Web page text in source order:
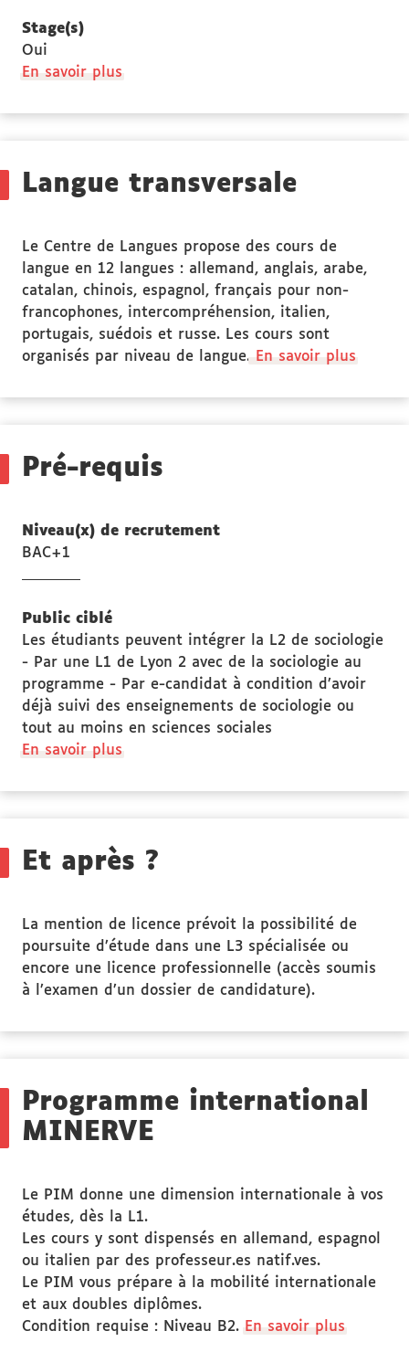
Stage(s)
Oui
En savoir plus
des
Langue transversale
Le Centre de Langues propose des cours de
langue en 12 langues : allemand, anglais, arabe,
catalan, chinois, espagnol, français pour non-
francophones, intercompréhension, italien,
portugais, suédois et russe. Les cours sont
organisés par niveau de langue. En savoir plus
Pré-requis
Niveau(x) de recrutement
BAC+1
Public ciblé
Les étudiants peuvent intégrer la L2 de sociologie
- Par une L1 de Lyon 2 avec de la sociologie au
programme - Par e-candidat à condition d’avoir
déjà suivi des enseignements de sociologie ou
tout au moins en sciences sociales
En savoir plus
des
Et après ?
La mention de licence prévoit la possibilité de
poursuite d’étude dans une L3 spécialisée ou
encore une licence professionnelle (accès soumis
à l’examen d’un dossier de candidature).
Programme international
MINERVE
Le PIM donne une dimension internationale à vos
études, dès la L1.
Les cours y sont dispensés en allemand, espagnol
ou italien par des professeur.es natif.ves.
Le PIM vous prépare à la mobilité internationale
et aux doubles diplômes.
Condition requise : Niveau B2. En savoir plus